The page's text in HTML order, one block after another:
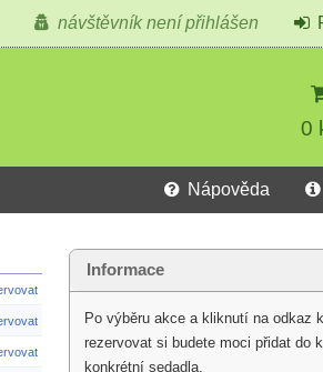
0
návštěvník není přihlášen
Nápověda
Informace
Po výběru akce a kliknutí na odkaz
rezervovat si budete moci přidat do
konkrétní sedadla.